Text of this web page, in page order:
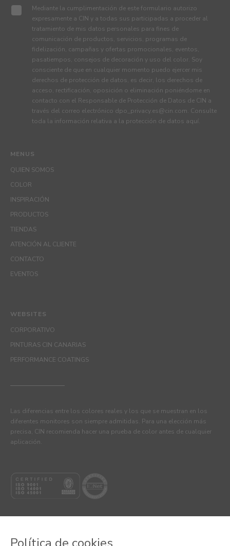
MENUS
QUIEN SOMOS
COLOR
INSPIRACIÓN
PRODUCTOS
TIENDAS
ATENCIÓN AL CLIENTE
CONTACTO
EVENTOS
Mediante la cumplimentación de este formulario autorizo
expresamente a CIN y a todas sus participadas a proceder al
tratamiento de mis datos personales para fines de
comunicación de productos, servicios, programas de
fidelización, campañas y ofertas promocionales, eventos,
pasatiempos, consejos de decoración y uso del color. Soy
consciente de que en cualquier momento puedo ejercer mis
derechos de protección de datos, es decir, los derechos de
acceso, rectificación, oposición o eliminación poniéndome en
contacto con el Responsable de Protección de Datos de CIN a
través del correo electrónico dpo_privacy.es@cin.com. Consulte
toda la información relativa a la protección de datos aquí.
WEBSITES
CORPORATIVO
PINTURAS CIN CANARIAS
PERFORMANCE COATINGS
Las diferencias entre los colores reales y los que se muestran en los
diferentes monitores son siempre admitidas. Para una elección más
precisa, CIN recomienda hacer una prueba de color antes de cualquier
aplicación.